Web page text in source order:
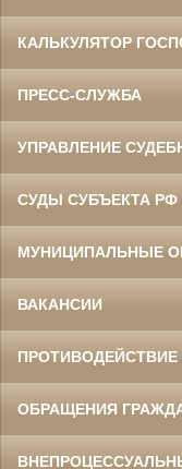
КАЛЬКУЛЯТОР
ПРЕСС-СЛУЖБА
УПРАВЛЕНИЕ
СУДЫ СУБЪЕКТА РФ
МУНИЦИПАЛЬНЫЕ
ВАКАНСИИ
ПРОТИВОДЕЙСТВИЕ
ОБРАЩЕНИЯ